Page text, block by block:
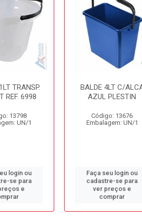
TRANSP.
REF. 6998
13798
UN/1
login ou
se para
e
BALDE 4LT C/
AZUL PLESTIN
Código: 13676
Embalagem: UN/1
Faça seu login ou
cadastre-se para
ver preços e
comprar